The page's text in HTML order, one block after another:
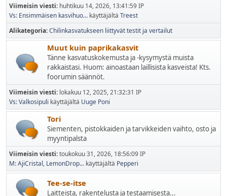
Viimeisin viesti: huhtikuu 14, 2026, 13:41:59 IP
Vs: Ensimmäisen kasvihuo... käyttäjältä Treest
Alikategoria Chilinkasvatukseen liittyvät testit ja vertailut
Muut kuin paprikakasvit
Tänne kasvatuskokemusta ja -kysymystä muista
rakkaistasi. Huom: ainoastaan laillisista kasveista! Kts.
foorumin säännöt.
Viimeisin viesti: lokakuu 12, 2025, 21:32:31 IP
Vs: Valkosipuli käyttäjältä Uuge Poni
Tori
Siementen, pistokkaiden ja tarvikkeiden vaihto, osto ja
myyntipalsta
Viimeisin viesti:toukokuu 31, 2026, 18:56:09 IP
M: AjiCristal, LemonDrop... käyttäjältä Pepperi
Tee-se-itse
Laitteista, rakentelusta ja testaamisesta...